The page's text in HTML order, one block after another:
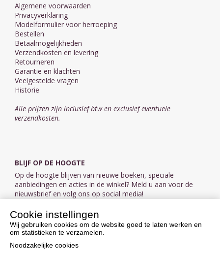
Algemene voorwaarden
Privacyverklaring
Modelformulier voor herroeping
Bestellen
Betaalmogelijkheden
Verzendkosten en levering
Retourneren
Garantie en klachten
Veelgestelde vragen
Historie
Alle prijzen zijn inclusief btw en exclusief eventuele
verzendkosten.
BLIJF OP DE HOOGTE
Op de hoogte blijven van nieuwe boeken, speciale
aanbiedingen en acties in de winkel? Meld u aan voor de
nieuwsbrief en volg ons op social media!
Aanmelden nieuwsbrief
VOLG ONS OP SOCIAL MEDIA
Cookie instellingen
Wij gebruiken cookies om de website goed te laten werken en
om statistieken te verzamelen.
Noodzakelijke cookies